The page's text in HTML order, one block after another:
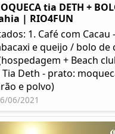
tia DETH +
| RIO4FUN
1. Café com
e queijo / bolo de
+ Beach
Deth - prato:
e polvo)
06/2021